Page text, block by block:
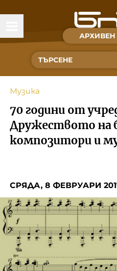
Времена и хора
Култура
Музика
Спорт
За Нас
БНР
БНР Новини
Детското.БНР
Музика
70 години от
Дружеството на
композитори и
СРЯДА, 8 ФЕВРУАРИ